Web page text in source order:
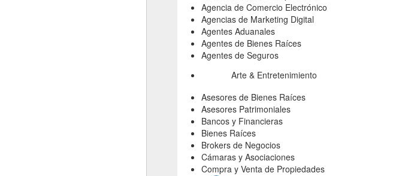
Agencia de Comercio Electrónico
Agencias de Marketing Digital
Agentes Aduanales
Agentes de Bienes Raíces
Agentes de Seguros
Arte & Entretenimiento
Asesores de Bienes Raíces
Asesores Patrimoniales
Bancos y Financieras
Bienes Raíces
Brokers de Negocios
Cámaras y Asociaciones
Compra y Venta de Propiedades